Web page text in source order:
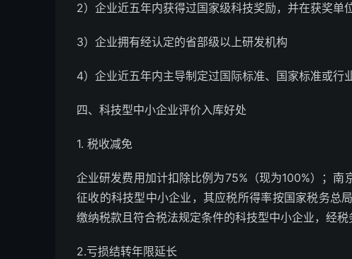
2）企业近五年内获得过国家级科技奖励，并在获奖单
3）企业拥有经认定的省部级以上研发机构
4）企业近五年内主导制定过国际标准、国家标准或行
四、科技型中小企业评价入库好处
1. 税收减免
企业研发费用加计扣除比例为75%（现为100%）；
征收的科技型中小企业，其应税所得率按国家税务总
缴纳税款且符合税法规定条件的科技型中小企业，经税
2.亏损结转年限延长